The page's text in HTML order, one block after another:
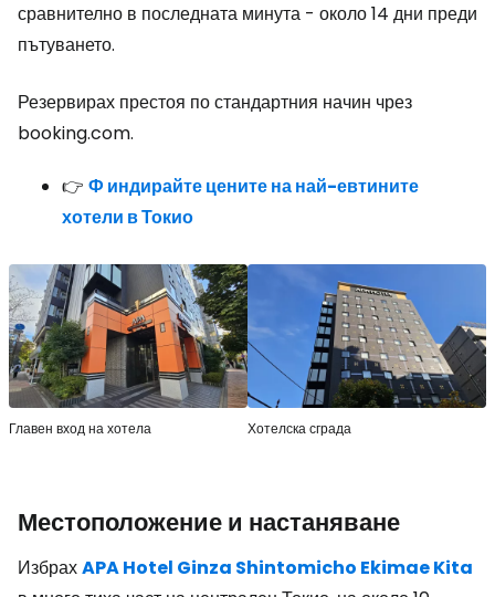
сравнително в последната минута - около 14 дни преди
пътуването.
Резервирах престоя по стандартния начин чрез
booking.com.
👉 Ф индирайте цените на най-евтините
хотели в Токио
Главен вход на хотела Хотелска сграда
Местоположение и настаняване
ИзбрахAPA Hotel Ginza Shintomicho Ekimae Kita